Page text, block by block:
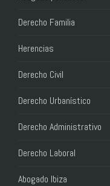
Derecho Familia
Herencias
Derecho Civil
Derecho Urbanístico
Derecho Administrativo
Derecho Laboral
Abogado Ibiza